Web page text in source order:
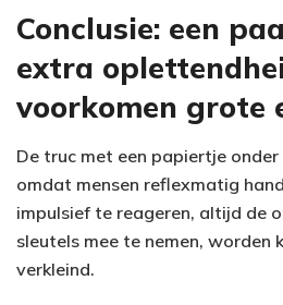
Conclusie: een
extra
voorkomen grote
De truc met een papiertje
omdat mensen reflexmatig
impulsief te reageren, altijd de
sleutels mee te nemen, worden
verkleind.